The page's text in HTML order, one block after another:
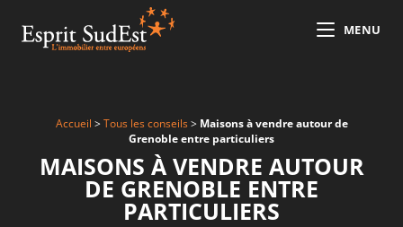
MENU
Accueil >Tous les conseils> Maisons à vendre autour de
Grenoble entre particuliers
MAISONS À VENDRE AUTOUR
DE GRENOBLE ENTRE
PARTICULIERS